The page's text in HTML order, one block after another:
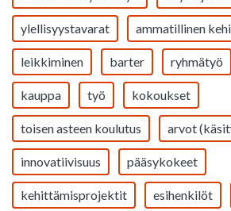
ylellisyystavarat ammatillinen
leikkiminen barter ryhmätyö
kauppa työ kokoukset
toisen asteen koulutus arvot
innovatiivisuus pääsykokeet
kehittämisprojektit esihenkilöt